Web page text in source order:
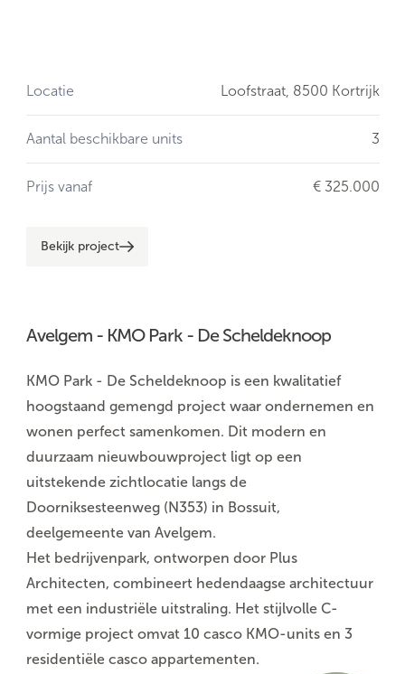
Locatie Loofstraat, 8500 Kortrijk
Aantal beschikbare units 3
Prijs vanaf € 325.000
Bekijk project
Avelgem - KMO Park - De Scheldeknoop
KMO Park - De Scheldeknoop is een kwalitatief
hoogstaand gemengd project waar ondernemen en
wonen perfect samenkomen. Dit modern en
duurzaam nieuwbouwproject ligt op een
uitstekende zichtlocatie langs de
Doorniksesteenweg (N353) in Bossuit,
deelgemeente van Avelgem.
Het bedrijvenpark, ontworpen door Plus
Architecten, combineert hedendaagse architectuur
met een industriële uitstraling. Het stijlvolle C-
vormige project omvat 10 casco KMO-units en 3
residentiële casco appartementen.